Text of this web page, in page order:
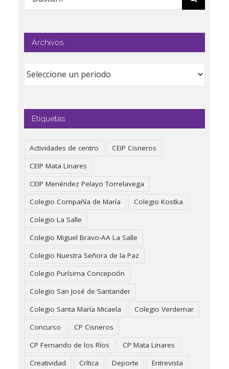
Archivos
Etiquetas
Actividades de centro
CEIP Cisneros
CEIP Mata Linares
CEIP Menéndez Pelayo Torrelavega
Colegio Compañía de María
Colegio Kostka
Colegio La Salle
Colegio Miguel Bravo-AA La Salle
Colegio Nuestra Señora de la Paz
Colegio Purísima Concepción
Colegio San José de Santander
Colegio Santa María Micaela
Colegio Verdemar
Concurso
CP Cisneros
CP Fernando de los Ríos
CP Mata Linares
Creatividad
Crítica Deporte
Entrevista